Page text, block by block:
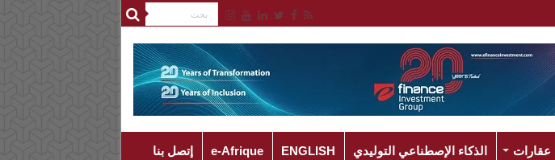
عقارات الذكاء الإصطناعي التوليدي ENGLISH
e-Afrique إتصل بنا